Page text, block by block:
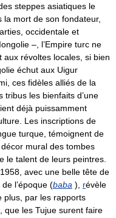
steppes asiatiques le
mort de son fondateur,
occidentale et
–, l’Empire turc ne
révoltes locales, si bien
échut aux Uigur
ces fidèles alliés de la
les bienfaits d’une
déjà puissamment
Les inscriptions de
turque, témoignent de
mural des tombes
le talent de leurs peintres.
avec une belle tête de
l’époque (baba ), révèle
plus, par les rapports
que les Tujue surent faire